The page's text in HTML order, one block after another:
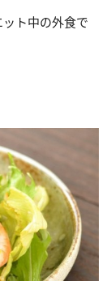
ト中の外食で